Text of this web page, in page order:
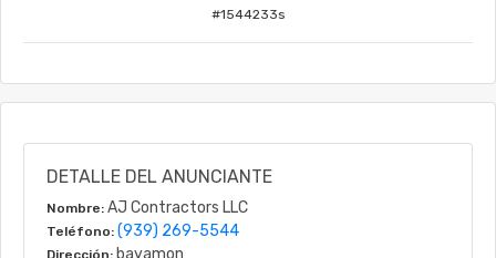
#1544233s
DETALLE DEL ANUNCIANTE
Nombre: AJ Contractors LLC
Teléfono: (939) 269-5544
Dirección: